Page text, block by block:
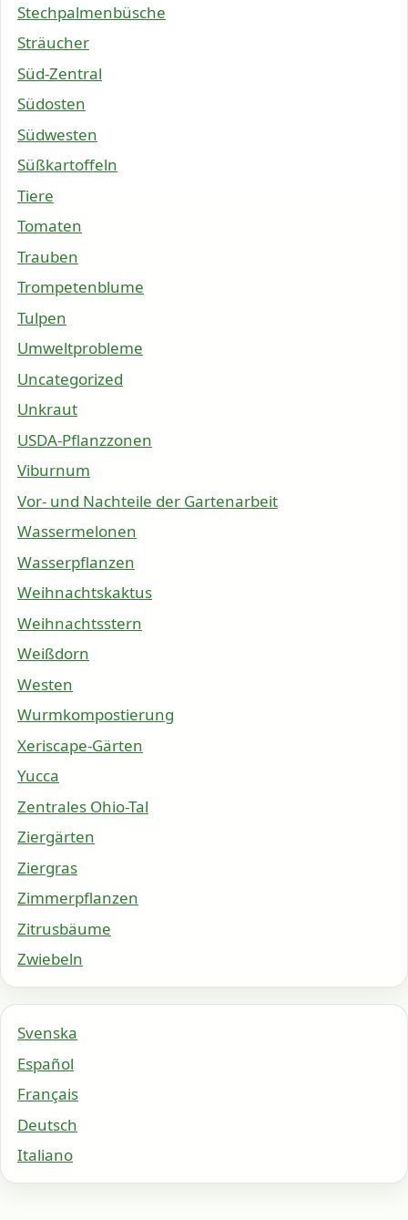
Stechpalmenbüsche
Sträucher
Süd-Zentral
Südosten
Südwesten
Süßkartoffeln
Tiere
Tomaten
Trauben
Trompetenblume
Tulpen
Umweltprobleme
Uncategorized
Unkraut
USDA-Pflanzzonen
Viburnum
Vor- und Nachteile der Gartenarbeit
Wassermelonen
Wasserpflanzen
Weihnachtskaktus
Weihnachtsstern
Weißdorn
Westen
Wurmkompostierung
Xeriscape-Gärten
Yucca
Zentrales Ohio-Tal
Ziergärten
Ziergras
Zimmerpflanzen
Zitrusbäume
Zwiebeln
Svenska
Español
Français
Deutsch
Italiano